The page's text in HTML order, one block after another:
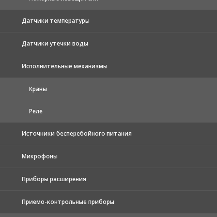
Датчики температуры
Датчики утечки воды
Исполнительные механизмы
Краны
Реле
Источники бесперебойного питания
Микрофоны
Приборы расширения
Приемо-контрольные приборы